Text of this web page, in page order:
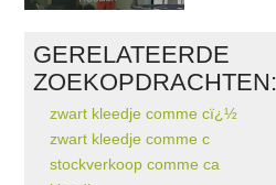
GERELATEERDE
ZOEKOPDRACHTEN:
zwart kleedje comme cï¿½
zwart kleedje comme c
stockverkoop comme ca